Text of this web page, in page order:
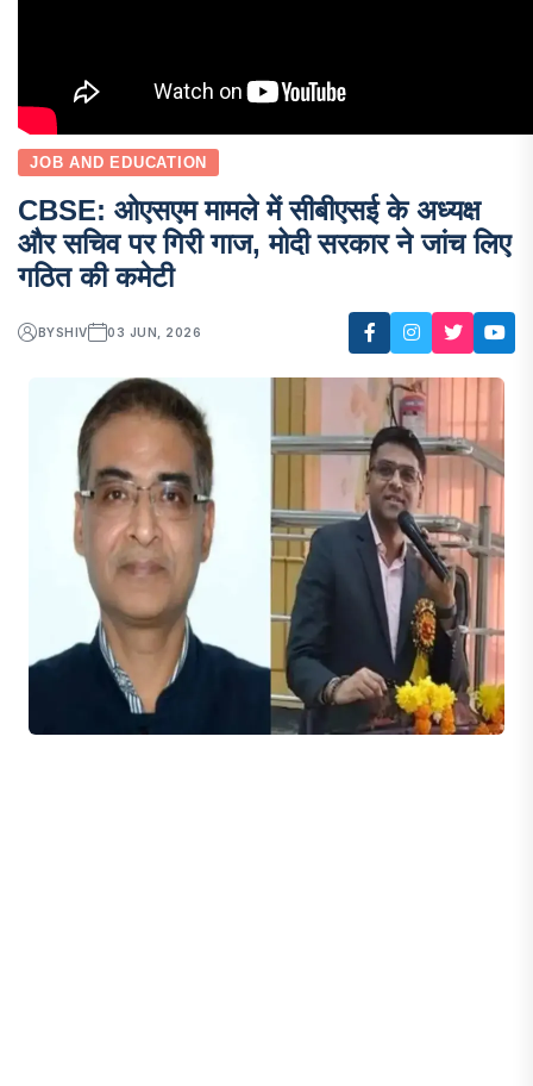
JOB AND EDUCATION
CBSE: ओएसएम मामले में सीबीएसई के अध्यक्ष
और सचिव पर गिरी गाज, मोदी सरकार ने जांच लिए
गठित की कमेटी
BYSHIV 03 JUN, 2026